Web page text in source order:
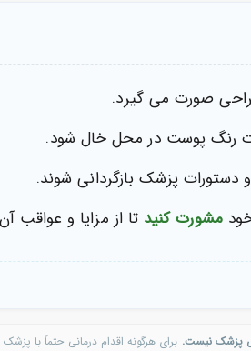
صورت می گیرد.
رنگ پوست در محل خال شود.
دستورات پزشک بازگردانی شوند.
مشورت کنید تا از مزایا و عواقب
پزشک نیست. برای هرگونه اقدام درمانی حتماً با